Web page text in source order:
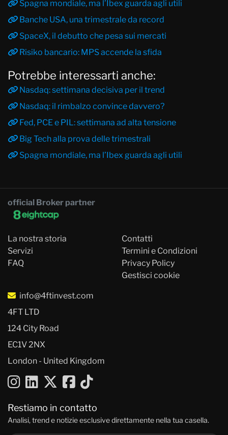
Spagna mondiale, ma l’Ibex guarda agli utili
Banche USA, una trimestrale da record
SpaceX, il debutto che pesa sui mercati
Risiko bancario: MPS accende la sfida
Potrebbe interessarti anche:
Nasdaq: settimana decisiva per il trend
Nasdaq: il rimbalzo convince davvero?
Fed, PCE e PIL: settimana ad alta tensione
Big Tech alla prova delle trimestrali
Spagna mondiale, ma l’Ibex guarda agli utili
official Broker partner
La nostra storia
Servizi
FAQ
Contatti
Termini e Condizioni
Privacy Policy
Gestisci cookie
info@4ftinvest.com
4FT LTD
124 City Road
EC1V 2NX
London - United Kingdom
Restiamo in contatto
Analisi, trend e notizie esclusive direttamente nella tua casella.